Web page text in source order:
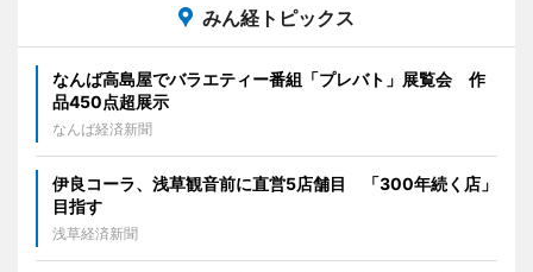
みん経トピックス
なんば高島屋でバラエティー番組「プレバト」展覧会 作
品450点超展示
なんば経済新聞
伊良コーラ、浅草観音前に直営5店舗目 「300年続く店」
目指す
浅草経済新聞